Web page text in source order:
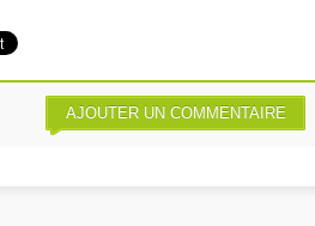
AJOUTER UN COMMENTAIRE